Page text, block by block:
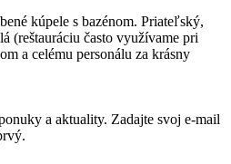
kúpele s bazénom. Priateľský,
(reštauráciu často využívame pri
a celému personálu za krásny
a aktuality. Zadajte svoj e-mail